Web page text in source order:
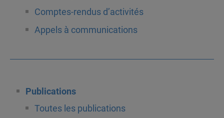
Comptes-rendus d’activités
Appels à communications
Publications
Toutes les publications